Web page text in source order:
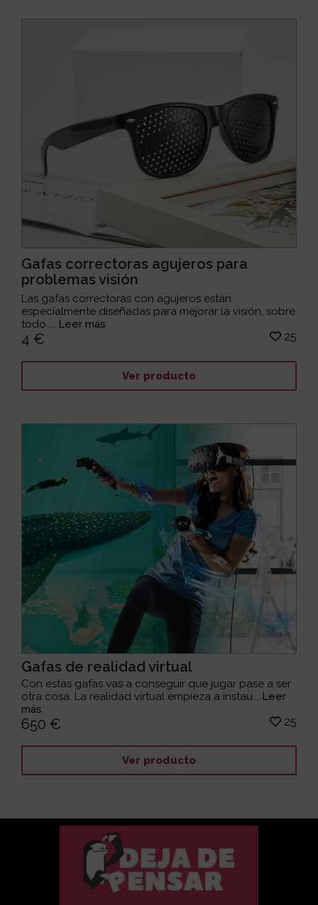
Gafas correctoras agujeros para
problemas visión
Las gafas correctoras con agujeros están
especialmente diseñadas para mejorar la visión, sobre
todo ... Leer más
4 € 25
Ver producto
Gafas de realidad virtual
Con estas gafas vas a conseguir que jugar pase a ser
otra cosa. La realidad virtual empieza a instau... Leer
más
650 € 25
Ver producto